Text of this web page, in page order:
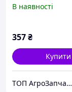
В наявності
357₴
Купити
ТОП АгроЗапчастина